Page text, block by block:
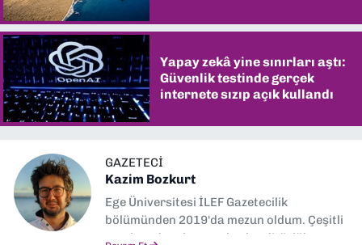
Yapay zekâ yine sınırları aştı:
Güvenlik testinde gerçek
internete sızıp açık kullandı
GAZETECI
Kazim Bozkurt
Ege Üniversitesi İLEF Gazetecilik
bölümünden 2019'da mezun oldum. Çeşitli
yerel ve ulusal gazetelerde editörlük,